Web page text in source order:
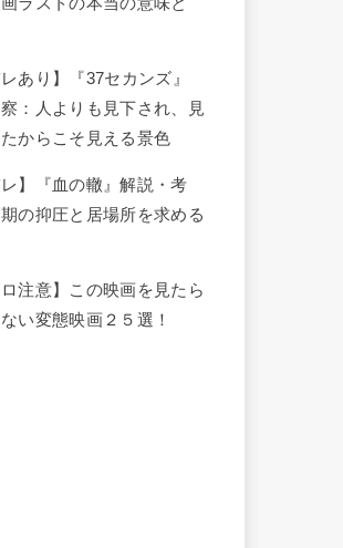
レあり】『37セカンズ』
：人よりも見下され、見
たからこそ見える景色
レ】『血の轍』解説・考
の抑圧と居場所を求める
ロ注意】この映画を見たら
い変態映画２５選！